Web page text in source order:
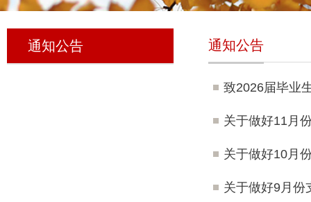
通知公告 通知公告
致2026届毕业
关于做好11月
关于做好10月
关于做好9月份